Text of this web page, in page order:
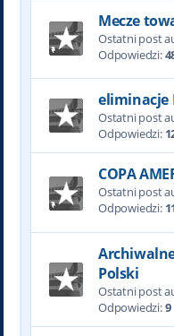
Mecze
Ostatni post
Odpowiedzi:
eliminacje
Ostatni post
Odpowiedzi:
COPA
Ostatni post
Odpowiedzi:
Polski
Ostatni post
Odpowiedzi:9